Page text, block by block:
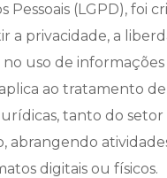
Pessoais (LGPD), foi
a privacidade, a
uso de informações
aplica ao tratamento
tanto do
abrangendo
digitais ou físicos.